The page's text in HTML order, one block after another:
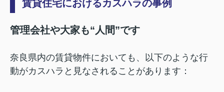
賃貸住宅におけるカスハラの事例
管理会社や大家も“人間”です
奈良県内の賃貸物件においても、以下のような行
動がカスハラと見なされることがあります：